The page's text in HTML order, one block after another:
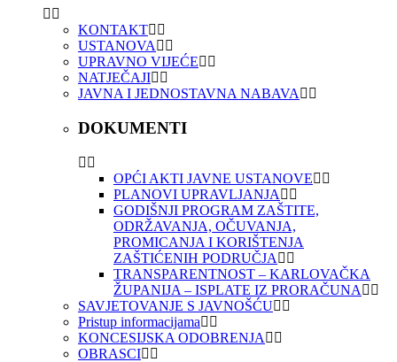
KONTAKT
USTANOVA
UPRAVNO VIJEĆE
NATJEČAJI
JAVNA I JEDNOSTAVNA NABAVA
DOKUMENTI
OPĆI AKTI JAVNE USTANOVE
PLANOVI UPRAVLJANJA
GODIŠNJI PROGRAM ZAŠTITE,
ODRŽAVANJA, OČUVANJA,
PROMICANJA I KORIŠTENJA
ZAŠTIĆENIH PODRUČJA
TRANSPARENTNOST – KARLOVAČKA
ŽUPANIJA – ISPLATE IZ PRORAČUNA
SAVJETOVANJE S JAVNOŠĆU
Pristup informacijama
KONCESIJSKA ODOBRENJA
OBRASCI